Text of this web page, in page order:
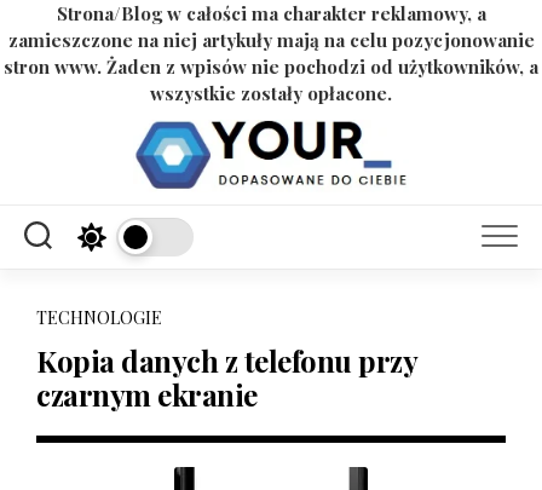
Strona/Blog w całości ma charakter reklamowy, a
zamieszczone na niej artykuły mają na celu pozycjonowanie
stron www. Żaden z wpisów nie pochodzi od użytkowników, a
wszystkie zostały opłacone.
TECHNOLOGIE
Kopia danych z telefonu przy
czarnym ekranie